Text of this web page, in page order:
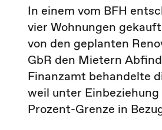
In einem vom BFH
vier Wohnungen
von den geplanten
GbR den Mietern
Finanzamt behandelte
weil unter
Prozent-Grenze in